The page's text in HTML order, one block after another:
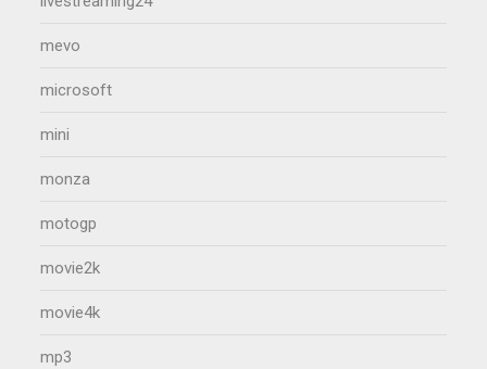
mevo
microsoft
mini
monza
motogp
movie2k
movie4k
mp3